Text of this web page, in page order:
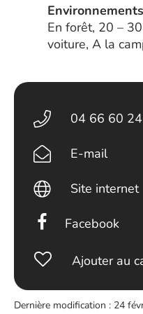
Environnements
En forêt, 20 –
voiture, A la
04 66 60
E-mail
Site internet
Facebook
Ajouter au
Dernière modification : 24